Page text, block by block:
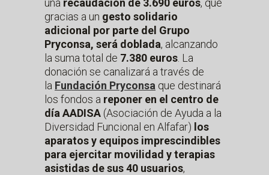
una recaudación de 3.690 euros, que
gracias a un gesto solidario
adicional por parte del Grupo
Pryconsa, será doblada, alcanzando
la suma total de 7.380 euros . La
donación se canalizará a través de
la Fundación Pryconsa que destinará
los fondos a reponer en el centro de
día AADISA (Asociación de Ayuda a la
Diversidad Funcional en Alfafar) los
aparatos y equipos imprescindibles
para ejercitar movilidad y terapias
asistidas de sus 40 usuarios,